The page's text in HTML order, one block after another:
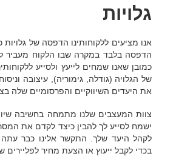
גלויות
אנו מציעים ללקוחותינו הדפסה של גלויות
הדפסה בלבד במקרה שבו הלקוח מעביר
כמובן שאנו שמחים לייעץ ולסייע
של הגלויה (גודלה, גימוריה), עיצובה
את היעדים השיווקיים והפרסומיים שלה
צוות המעצבים שלנו מתמחה בחשיבה
ישמח לסייע לך להבין כיצד לקדם את
לקהל היעד שלך. התקשר אלינו כבר
בכדי לקבל ייעוץ או הצעת מחיר לפליירים